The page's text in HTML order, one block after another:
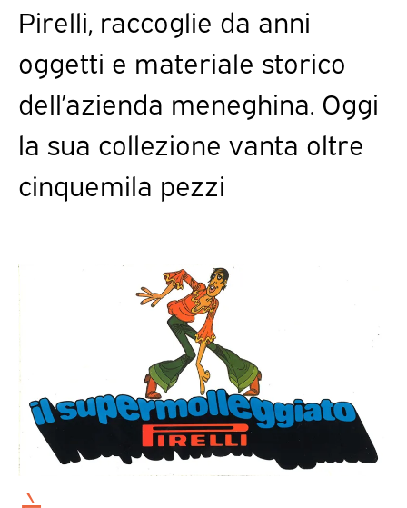
Pirelli, raccoglie da anni
oggetti e materiale storico
dell’azienda meneghina. Oggi
la sua collezione vanta oltre
cinquemila pezzi